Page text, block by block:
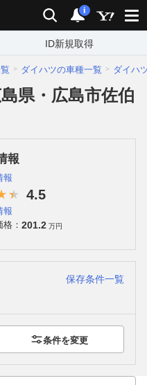
検索 通知
i
ID新規取得
ダイハツの車種一覧 ダイハ
県・広島市佐伯
報
報
4.5
報
： 201.2 万円
保存条件一覧
条件を変更